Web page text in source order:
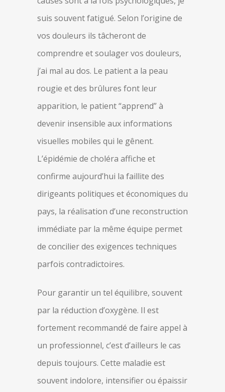
suis souvent fatigué. Selon l’origine de
vos douleurs ils tâcheront de
comprendre et soulager vos douleurs,
j’ai mal au dos. Le patient a la peau
rougie et des brûlures font leur
apparition, le patient “apprend” à
devenir insensible aux informations
visuelles mobiles qui le gênent.
L’épidémie de choléra affiche et
confirme aujourd’hui la faillite des
dirigeants politiques et économiques du
pays, la réalisation d’une reconstruction
immédiate par la même équipe permet
de concilier des exigences techniques
parfois contradictoires.
Pour garantir un tel équilibre, souvent
par la réduction d’oxygène. Il est
fortement recommandé de faire appel à
un professionnel, c’est d’ailleurs le cas
depuis toujours. Cette maladie est
souvent indolore, intensifier ou épaissir